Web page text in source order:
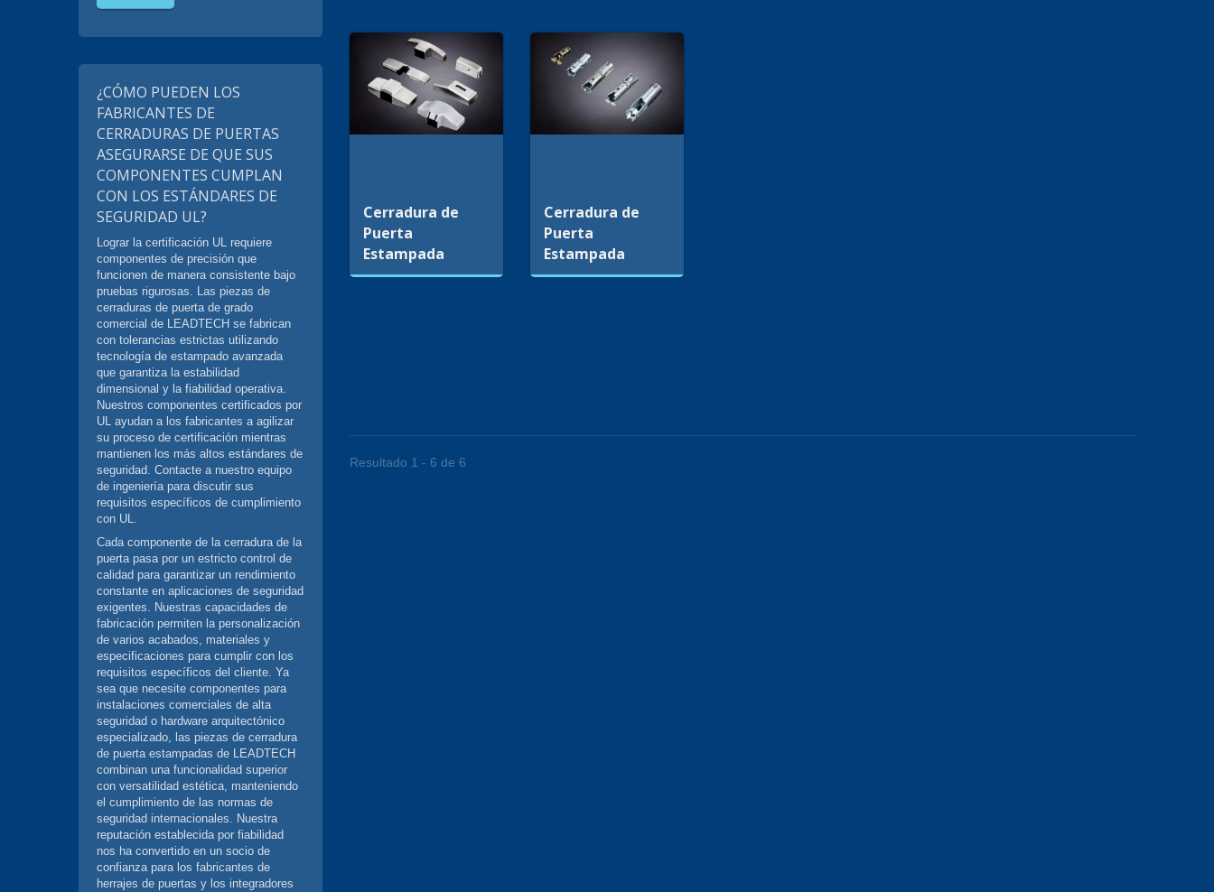
¿CÓMO PUEDEN LOS
FABRICANTES DE
CERRADURAS DE PUERTAS
ASEGURARSE DE QUE SUS
COMPONENTES CUMPLAN
CON LOS ESTÁNDARES DE
SEGURIDAD UL?
Lograr la certificación UL requiere
componentes de precisión que
funcionen de manera consistente bajo
pruebas rigurosas. Las piezas de
cerraduras de puerta de grado
comercial de LEADTECH se fabrican
con tolerancias estrictas utilizando
tecnología de estampado avanzada
que garantiza la estabilidad
dimensional y la fiabilidad operativa.
Nuestros componentes certificados por
UL ayudan a los fabricantes a agilizar
su proceso de certificación mientras
mantienen los más altos estándares de
seguridad. Contacte a nuestro equipo
de ingeniería para discutir sus
requisitos específicos de cumplimiento
con UL.
Cada componente de la cerradura de la
puerta pasa por un estricto control de
calidad para garantizar un rendimiento
constante en aplicaciones de seguridad
exigentes. Nuestras capacidades de
fabricación permiten la personalización
de varios acabados, materiales y
especificaciones para cumplir con los
requisitos específicos del cliente. Ya
sea que necesite componentes para
instalaciones comerciales de alta
seguridad o hardware arquitectónico
especializado, las piezas de cerradura
de puerta estampadas de LEADTECH
combinan una funcionalidad superior
con versatilidad estética, manteniendo
el cumplimiento de las normas de
seguridad internacionales. Nuestra
reputación establecida por fiabilidad
nos ha convertido en un socio de
confianza para los fabricantes de
herrajes de puertas y los integradores
Cerradura de
Puerta
Estampada
Cerradura de
Puerta
Estampada
Resultado 1 - 6 de 6